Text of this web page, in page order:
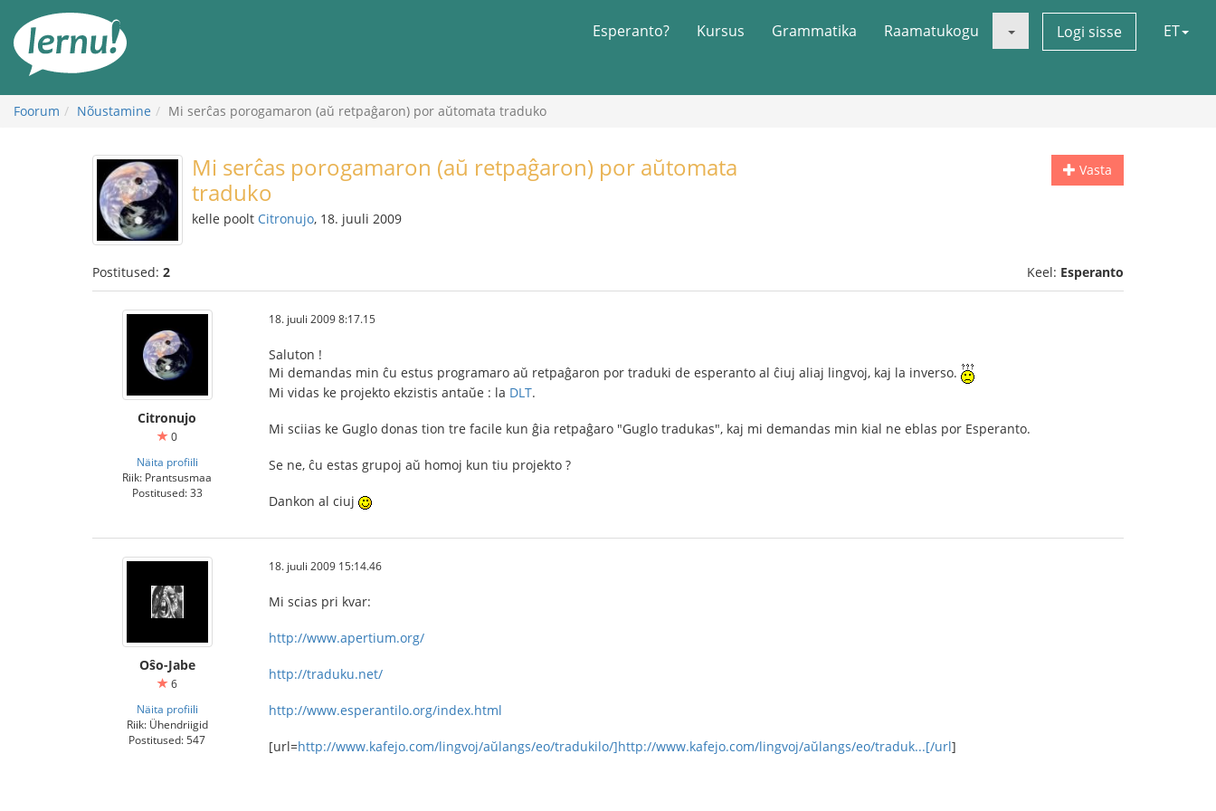
juurde
Esperanto? Kursus Grammatika Raamatukogu Logi sisse ET
Foorum Nõustamine Mi serĉas porogamaron (aŭ retpaĝaron) por aŭtomata traduko
Vasta
Mi serĉas porogamaron (aŭ retpaĝaron) por aŭtomata
traduko
kelle poolt Citronujo, 18. juuli 2009
Postitused: 2 Keel: Esperanto
Citronujo
0
Näita profiili
Riik: Prantsusmaa
Postitused: 33
18. juuli 2009 8:17.15
Saluton !
Mi demandas min ĉu estus programaro aŭ retpaĝaron por traduki de esperanto al ĉiuj aliaj lingvoj, kaj la inverso.
Mi vidas ke projekto ekzistis antaŭe : la DLT.
Mi sciias ke Guglo donas tion tre facile kun ĝia retpaĝaro "Guglo tradukas", kaj mi demandas min kial ne eblas por Esperanto.
Se ne, ĉu estas grupoj aŭ homoj kun tiu projekto ?
Dankon al ciuj
Oŝo-Jabe
6
Näita profiili
Riik: Ühendriigid
Postitused: 547
18. juuli 2009 15:14.46
Mi scias pri kvar:
http://www.apertium.org/
http://traduku.net/
http://www.esperantilo.org/index.html
[url=http://www.kafejo.com/lingvoj/aŭlangs/eo/tradukilo/]http://www.kafejo.com/lingvoj/aŭlangs/eo/traduk...[/url]